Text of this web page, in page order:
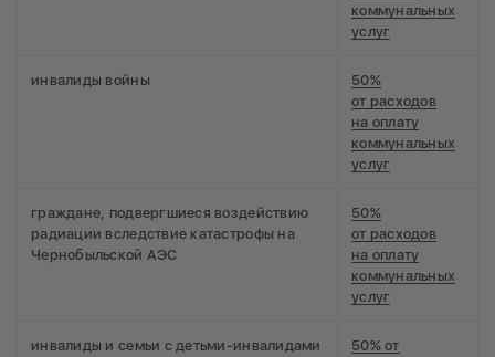
коммунальных
услуг
инвалиды войны
50%
от расходов
на оплату
коммунальных
услуг
граждане, подвергшиеся воздействию
радиации вследствие катастрофы на
Чернобыльской АЭС
50%
от расходов
на оплату
коммунальных
услуг
инвалиды и семьи с детьми-инвалидами
50% от